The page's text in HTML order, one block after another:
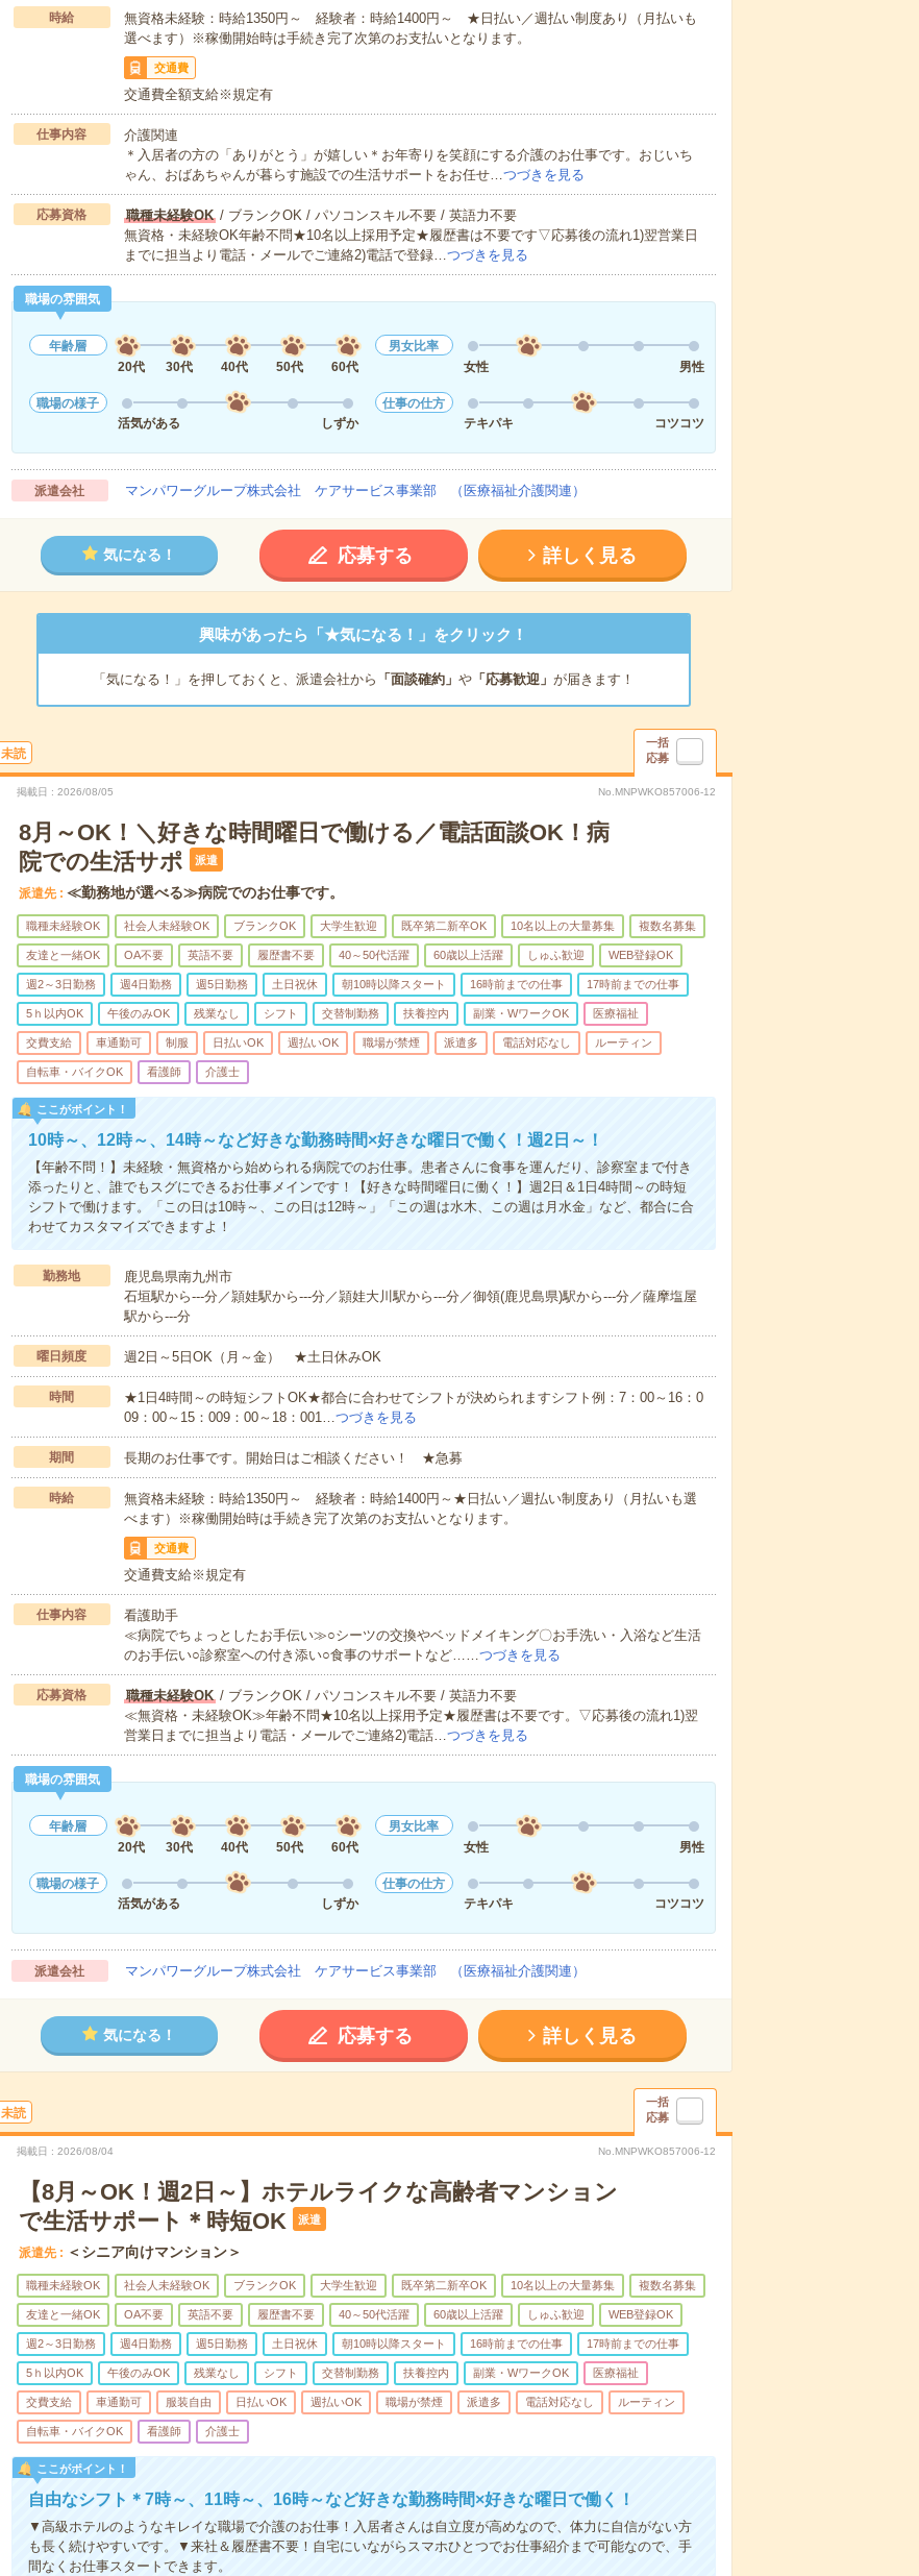
時給
無資格未経験：時給1350円～ 経験者：時給1400円～ ★日払い／週払い制度あり（月払いも
選べます）※稼働開始時は手続き完了次第のお支払いとなります。
交通費
交通費全額支給※規定有
仕事内容
介護関連
＊入居者の方の「ありがとう」が嬉しい＊お年寄りを笑顔にする介護のお仕事です。おじいち
ゃん、おばあちゃんが暮らす施設での生活サポートをお任せ…つづきを見る
応募資格 職種未経験OK/ ブランクOK / パソコンスキル不要 / 英語力不要
無資格・未経験OK年齢不問★10名以上採用予定★履歴書は不要です▽応募後の流れ1)翌営業日
までに担当より電話・メールでご連絡2)電話で登録…つづきを見る
職場の雰囲気
年齢層
20代
30代 40代 50代 60代
男女比率
女性
男性
職場の様子
活気がある
しずか
仕事の仕方
テキパキ
コツコツ
派遣会社 マンパワーグループ株式会社 ケアサービス事業部 （医療福祉介護関連）
気になる！ 応募する 詳しく見る
興味があったら「★気になる！」をクリック！
「気になる！」を押しておくと、派遣会社から 「面談確約」 や「応募歓迎」 が届きます！
未読
一括
応募
掲載日 2026/08/05 No.MNPWKO857006-12
8月～OK！＼好きな時間曜日で働ける／電話面談OK！病
院での生活サポ
派遣
派遣先 ≪勤務地が選べる≫病院でのお仕事です。
職種未経験OK 社会人未経験OK ブランクOK 大学生歓迎 既卒第二新卒OK 10名以上の大量募集 複数名募集
友達と一緒OK OA不要 英語不要 履歴書不要 40～50代活躍 60歳以上活躍 しゅふ歓迎 WEB登録OK
週2～3日勤務 週4日勤務 週5日勤務 土日祝休 朝10時以降スタート 16時前までの仕事 17時前までの仕事
5ｈ以内OK 午後のみOK 残業なし シフト 交替制勤務 扶養控内 副業・WワークOK 医療福祉
交費支給 車通勤可 制服 日払いOK 週払いOK 職場が禁煙 派遣多 電話対応なし ルーティン
自転車・バイクOK 看護師 介護士
ここがポイント！
10時～、12時～、14時～など好きな勤務時間×好きな曜日で働く！週2日～！
【年齢不問！】未経験・無資格から始められる病院でのお仕事。患者さんに食事を運んだり、診察室まで付き
添ったりと、誰でもスグにできるお仕事メインです！【好きな時間曜日に働く！】週2日＆1日4時間～の時短
シフトで働けます。「この日は10時～、この日は12時～」「この週は水木、この週は月水金」など、都合に合
わせてカスタマイズできますよ！
勤務地
鹿児島県南九州市
石垣駅から---分／頴娃駅から---分／頴娃大川駅から---分／御領(鹿児島県)駅から---分／薩摩塩屋
駅から---分
曜日頻度 週2日～5日OK（月～金） ★土日休みOK
時間
★1日4時間～の時短シフトOK★都合に合わせてシフトが決められますシフト例：7：00～16：0
09：00～15：009：00～18：001…つづきを見る
期間 長期のお仕事です。開始日はご相談ください！ ★急募
時給
無資格未経験：時給1350円～ 経験者：時給1400円～★日払い／週払い制度あり（月払いも選
べます）※稼働開始時は手続き完了次第のお支払いとなります。
交通費
交通費支給※規定有
仕事内容
看護助手
≪病院でちょっとしたお手伝い≫○シーツの交換やベッドメイキング〇お手洗い・入浴など生活
のお手伝い○診察室への付き添い○食事のサポートなど……つづきを見る
応募資格 職種未経験OK/ ブランクOK / パソコンスキル不要 / 英語力不要
≪無資格・未経験OK≫年齢不問★10名以上採用予定★履歴書は不要です。▽応募後の流れ1)翌
営業日までに担当より電話・メールでご連絡2)電話…つづきを見る
職場の雰囲気
年齢層
20代
30代 40代 50代 60代
男女比率
女性
男性
職場の様子
活気がある
しずか
仕事の仕方
テキパキ
コツコツ
派遣会社 マンパワーグループ株式会社 ケアサービス事業部 （医療福祉介護関連）
気になる！ 応募する 詳しく見る
未読
一括
応募
掲載日 2026/08/04 No.MNPWKO857006-12
【8月～OK！週2日～】ホテルライクな高齢者マンション
で生活サポート＊時短OK
派遣
派遣先 ＜シニア向けマンション＞
職種未経験OK 社会人未経験OK ブランクOK 大学生歓迎 既卒第二新卒OK 10名以上の大量募集 複数名募集
友達と一緒OK OA不要 英語不要 履歴書不要 40～50代活躍 60歳以上活躍 しゅふ歓迎 WEB登録OK
週2～3日勤務 週4日勤務 週5日勤務 土日祝休 朝10時以降スタート 16時前までの仕事 17時前までの仕事
5ｈ以内OK 午後のみOK 残業なし シフト 交替制勤務 扶養控内 副業・WワークOK 医療福祉
交費支給 車通勤可 服装自由 日払いOK 週払いOK 職場が禁煙 派遣多 電話対応なし ルーティン
自転車・バイクOK 看護師 介護士
ここがポイント！
自由なシフト＊7時～、11時～、16時～など好きな勤務時間×好きな曜日で働く！
▼高級ホテルのようなキレイな職場で介護のお仕事！入居者さんは自立度が高めなので、体力に自信がない方
も長く続けやすいです。▼来社＆履歴書不要！自宅にいながらスマホひとつでお仕事紹介まで可能なので、手
間なくお仕事スタートできます。